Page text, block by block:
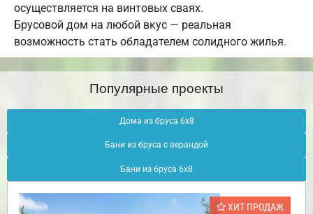
осуществляется на винтовых сваях.
Брусовой дом на любой вкус — реальная
возможность стать обладателем солидного жилья.
Популярные проекты
Дома из бруса 6х8
Бани из бруса с верандой
Бани из бруса 6х8
ХИТ ПРОДАЖ